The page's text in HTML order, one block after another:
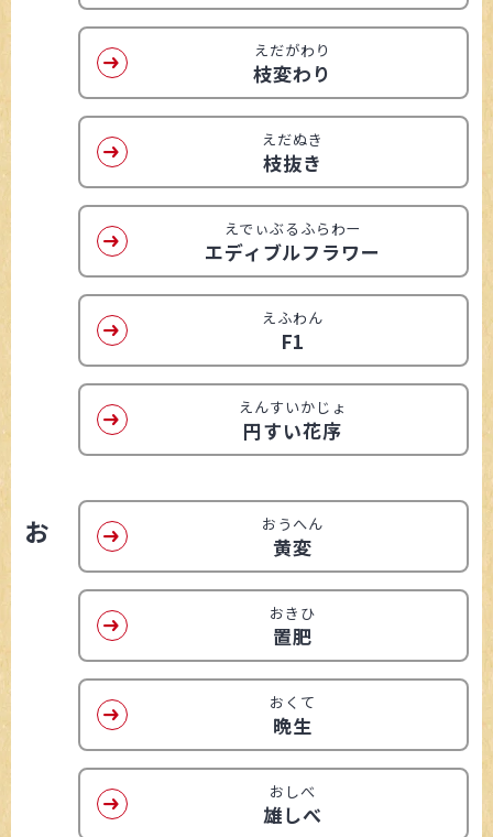
えだがわり
枝変わり
えだぬき
枝抜き
えでぃぶるふらわー
エディブルフラワー
えふわん
F1
えんすいかじょ
円すい花序
お おうへん
黄変
おきひ
置肥
おくて
晩生
おしべ
雄しべ